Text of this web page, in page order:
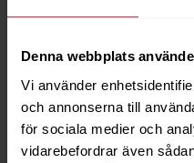
Denna webbplats
Vi använder
och annonserna till
för sociala medier och
vidarebefordrar även
Tex Aktiv Clean - 1L
Saldo10